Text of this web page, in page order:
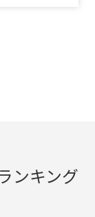
ンキング